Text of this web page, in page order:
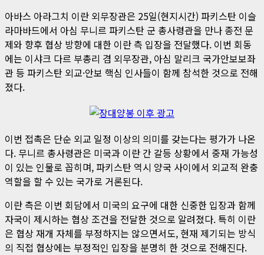
아바스 아라그치 이란 외무장관은 25일(현지시간) 파키스탄 이슬
라마바드에서 아심 무니르 파키스탄 군 총사령관을 만나 종전 문
제와 향후 협상 방향에 대한 이란 측 입장을 전달했다. 이번 회동
에는 이샤크 다르 부총리 겸 외무장관, 아심 말리크 국가안보보좌
관 등 파키스탄 외교·안보 핵심 인사들이 함께 참석한 것으로 전해
졌다.
이번 접촉은 단순 외교 일정 이상의 의미를 갖는다는 평가가 나온
다. 무니르 총사령관은 미국과 이란 간 갈등 상황에서 중재 가능성
이 있는 인물로 꼽히며, 파키스탄 역시 양국 사이에서 외교적 완충
역할을 할 수 있는 국가로 거론된다.
이란 측은 이번 회담에서 미국의 요구에 대한 신중한 입장과 함께
자국이 제시하는 협상 조건을 전달한 것으로 알려졌다. 특히 이란
은 협상 재개 자체를 부정하지는 않으면서도, 현재 제기되는 방식
의 직접 협상에는 부정적인 입장을 분명히 한 것으로 전해진다.